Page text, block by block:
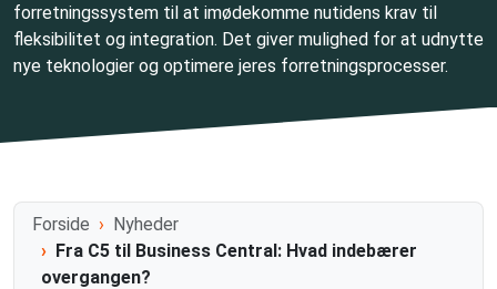
forretningssystem til at imødekomme nutidens krav til
fleksibilitet og integration. Det giver mulighed for at udnytte
nye teknologier og optimere jeres forretningsprocesser.
Forside
Nyheder
Fra C5 til Business Central: Hvad indebærer
overgangen?